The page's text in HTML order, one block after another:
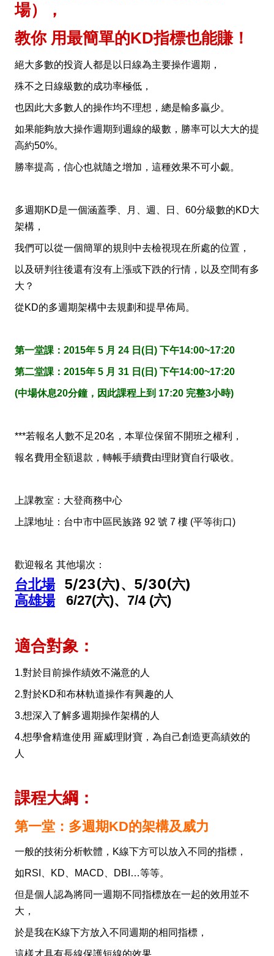
場），
教你 用最簡單的KD指標也能賺！
絕大多數的投資人都是以日線為主要操作週期，
殊不之日線級數的成功率極低，
也因此大多數人的操作均不理想，總是輸多贏少。
如果能夠放大操作週期到週線的級數，勝率可以大大的提
高約50%。
勝率提高，信心也就隨之增加，這種效果不可小覷。
多週期KD是一個涵蓋季、月、週、日、60分級數的KD大
架構，
我們可以從一個簡單的規則中去檢視現在所處的位置，
以及研判往後還有沒有上漲或下跌的行情，以及空間有多
大？
從KD的多週期架構中去規劃和提早佈局。
第一堂課：2015年 5 月 24 日(日) 下午14:00~17:20
第二堂課：2015年 5 月 31 日(日) 下午14:00~17:20
(中場休息20分鐘，因此課程上到 17:20 完整3小時)
***若報名人數不足20名，本單位保留不開班之權利，
報名費用全額退款，轉帳手續費由理財寶自行吸收。
上課教室：大登商務中心
上課地址：台中市中區民族路 92 號 7 樓 (平等街口)
歡迎報名 其他場次：
台北場5/23(六)、5/30(六)
高雄場6/27(六)、7/4 (六)
適合對象：
1.對於目前操作績效不滿意的人
2.對於KD和布林軌道操作有興趣的人
3.想深入了解多週期操作架構的人
4.想學會精進使用 羅威理財寶，為自己創造更高績效的
人
課程大綱：
第一堂：多週期KD的架構及威力
一般的技術分析軟體，K線下方可以放入不同的指標，
如RSI、KD、MACD、DBI…等等。
但是個人認為將同一週期不同指標放在一起的效用並不
大，
於是我在K線下方放入不同週期的相同指標，